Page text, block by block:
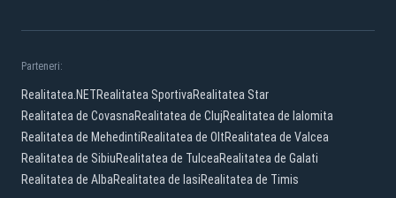
Parteneri:
Realitatea.NETRealitatea SportivaRealitatea Star
Realitatea de CovasnaRealitatea de ClujRealitatea de Ialomita
Realitatea de MehedintiRealitatea de OltRealitatea de Valcea
Realitatea de SibiuRealitatea de TulceaRealitatea de Galati
Realitatea de AlbaRealitatea de IasiRealitatea de Timis